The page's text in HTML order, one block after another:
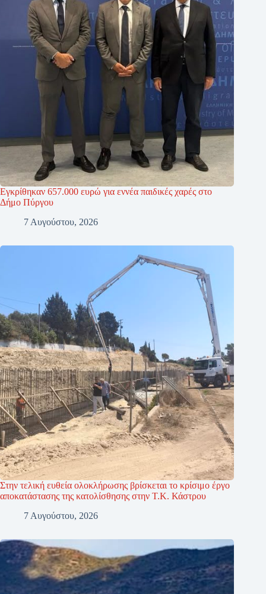
Εγκρίθηκαν 657.000 ευρώ για εννέα παιδικές χαρές στο
Δήμο Πύργου
7 Αυγούστου, 2026
Στην τελική ευθεία ολοκλήρωσης βρίσκεται το κρίσιμο έργο
αποκατάστασης της κατολίσθησης στην Τ.Κ. Κάστρου
7 Αυγούστου, 2026